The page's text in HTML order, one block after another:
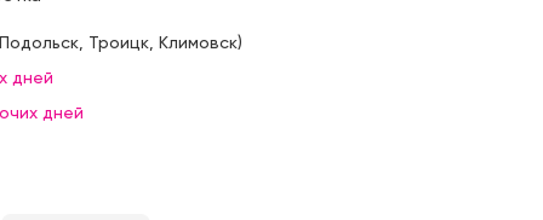
Подольск, Троицк, Климовск)
дней
дней